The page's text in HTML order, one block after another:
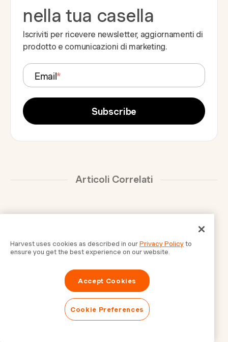
nella tua casella
Iscriviti per ricevere newsletter, aggiornamenti di
prodotto e comunicazioni di marketing.
Email*
Articoli Correlati
Harvest uses cookies as described in ourPrivacy Policyto
ensure you get the best experience on our website.
Accept Cookies
Cookie Preferences